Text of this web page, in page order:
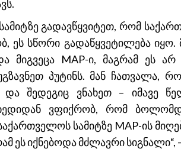
გადავწყვიტეთ, რომ
ეს სწორი გადაწყვეტილება
მიგვეცა MAP-ი, მაგრამ ეს
პუტინს. მან ჩათვალა,
შედეგიც ვნახეთ – იმავე
ვფიქრობ, რომ
სამიტზე MAP-ის
ეს იქნებოდა მძლავრი სიგნალი“,